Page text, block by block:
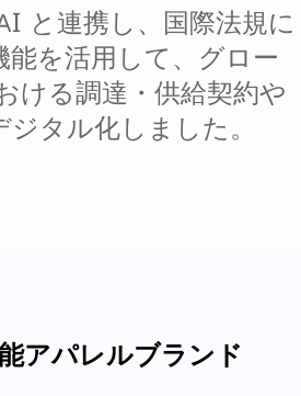
と連携し、国際法規に
能を活用して、グロー
ける調達・供給契約や
タル化しました。
アパレルブランド